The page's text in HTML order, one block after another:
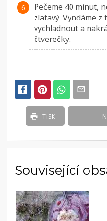
Pečeme 40 minut,
zlatavý. Vyndáme z
vychladnout a
čtverečky.
TISK
Související